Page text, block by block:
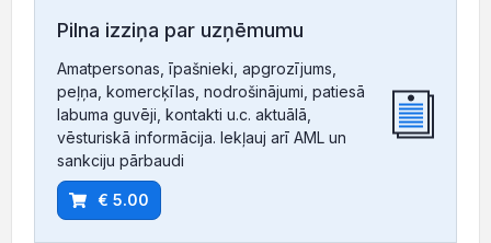
Pilna izziņa par uzņēmumu
Amatpersonas, īpašnieki, apgrozījums,
peļņa, komercķīlas, nodrošinājumi, patiesā
labuma guvēji, kontakti u.c. aktuālā,
vēsturiskā informācija. Iekļauj arī AML un
sankciju pārbaudi
€ 5.00